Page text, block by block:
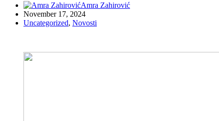
Amra Zahirović
November 17, 2024
Uncategorized, Novosti